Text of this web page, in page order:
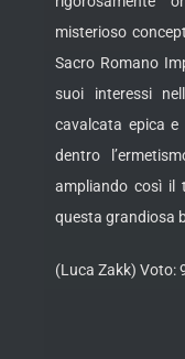
misterioso
Sacro Romano
suoi interessi
cavalcata epica e
dentro
ampliando così il
questa grandiosa
(Luca Zakk) Voto: